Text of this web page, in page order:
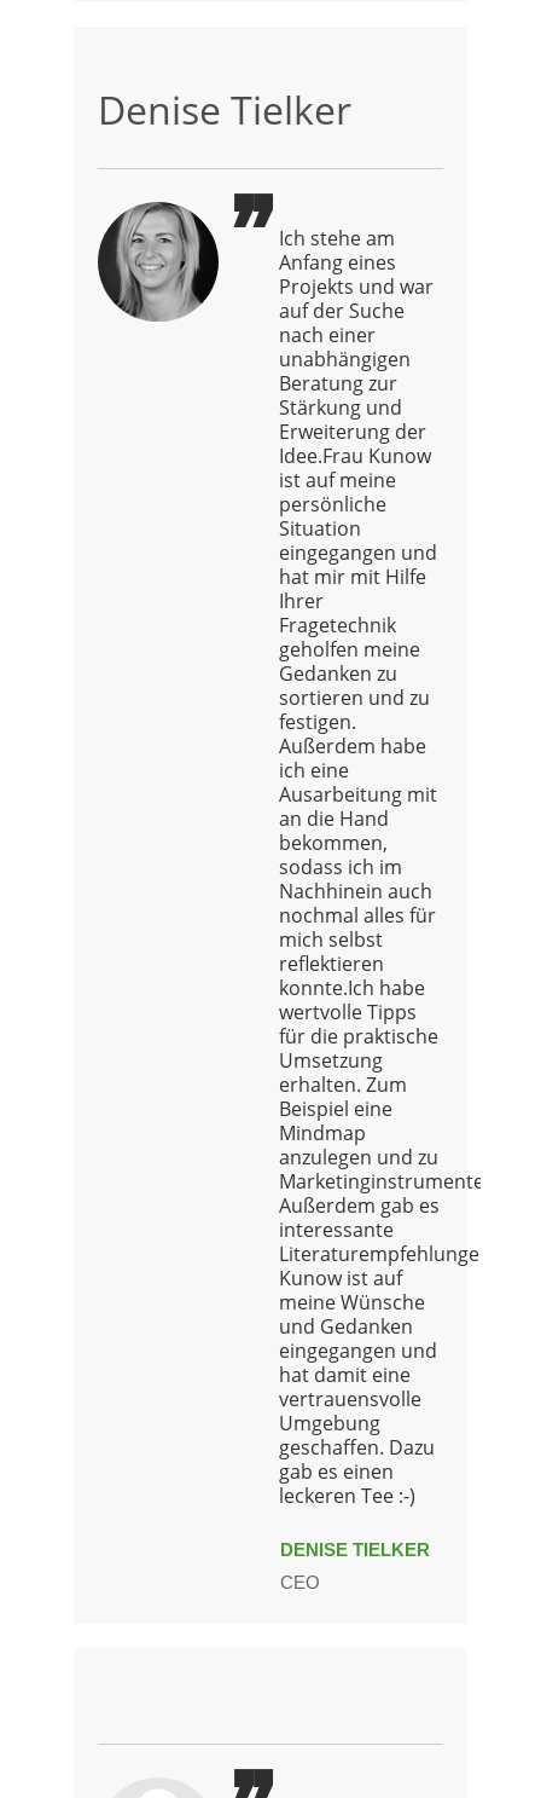
Denise Tielker
Ich stehe am
Anfang eines
Projekts und war
auf der Suche
nach einer
unabhängigen
Beratung zur
Stärkung und
Erweiterung der
Idee.Frau Kunow
ist auf meine
persönliche
Situation
eingegangen und
hat mir mit Hilfe
Ihrer
Fragetechnik
geholfen meine
Gedanken zu
sortieren und zu
festigen.
Außerdem habe
ich eine
Ausarbeitung mit
an die Hand
bekommen,
sodass ich im
Nachhinein auch
nochmal alles für
mich selbst
reflektieren
konnte.Ich habe
wertvolle Tipps
für die praktische
Umsetzung
erhalten. Zum
Beispiel eine
Mindmap
anzulegen und zu
Marketinginstrumenten.
Außerdem gab es
interessante
Literaturempfehlungen.Frau
Kunow ist auf
meine Wünsche
und Gedanken
eingegangen und
hat damit eine
vertrauensvolle
Umgebung
geschaffen. Dazu
gab es einen
leckeren Tee :-)
DENISE TIELKER
CEO